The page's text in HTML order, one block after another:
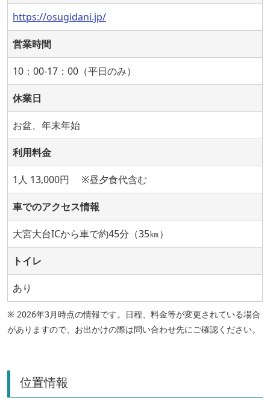
https://osugidani.jp/
営業時間
10：00-17：00（平日のみ）
休業日
お盆、年末年始
利用料金
1人 13,000円 ※昼夕食代含む
車でのアクセス情報
大宮大台ICから車で約45分（35㎞）
トイレ
あり
※ 2026年3月時点の情報です。日程、料金等が変更されている場合
がありますので、お出かけの際は問い合わせ先にご確認ください。
位置情報